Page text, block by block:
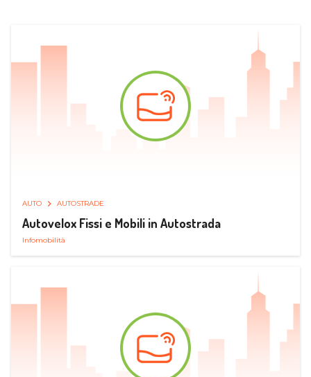
AUTO AUTOSTRADE
Autovelox Fissi e Mobili in Autostrada
Infomobilità